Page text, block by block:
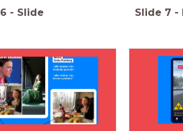
6 - Slide Slide 7 -